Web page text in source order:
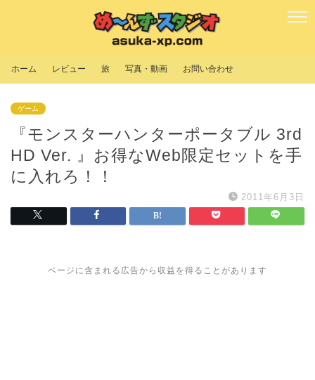
ホーム レビュー 旅 写真・動画 お問い合わせ
ゲーム
『モンスターハンターポータブル 3rd
HD Ver. 』お得なWeb限定セットを手
に入れろ！！
2011年6月3日
ページに含まれる広告から収益を得ることがあります